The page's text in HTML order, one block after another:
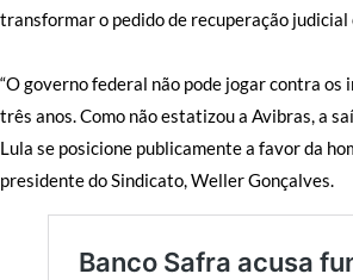
transformar o pedido de recuperação judicial
“O governo federal não pode jogar contra
três anos. Como não estatizou a Avibras, a
Lula se posicione publicamente a favor da
presidente do Sindicato, Weller Gonçalves.